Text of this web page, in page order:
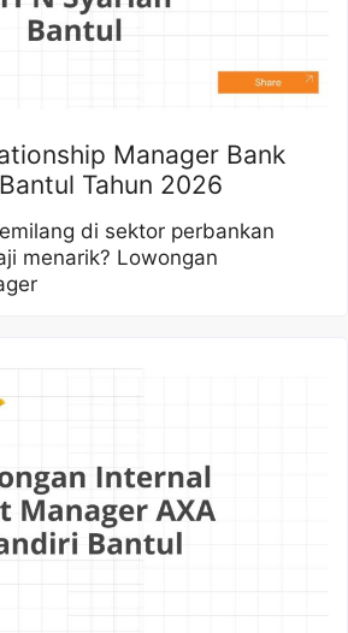
Manager Bank
Tahun 2026
di sektor perbankan
menarik? Lowongan